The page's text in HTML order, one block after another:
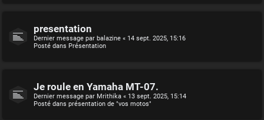
presentation
Dernier message par balazine « 14 sept. 2025, 15:16
Posté dans Présentation
Je roule en Yamaha MT-07.
Dernier message par Mrithika « 13 sept. 2025, 15:14
Posté dans présentation de "vos motos"